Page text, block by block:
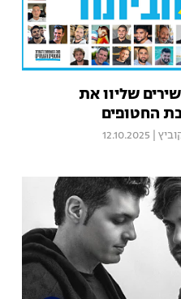
שליוו את
החטופים
12.10.2025